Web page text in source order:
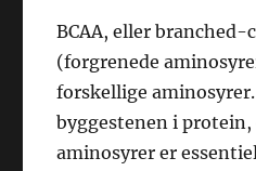
BCAA, eller branched-
(forgrenede
forskellige
byggestenen i protein,
aminosyrer er